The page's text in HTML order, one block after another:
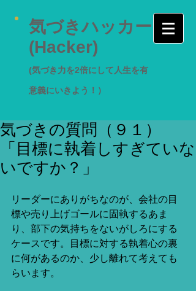
気づきハッカー
(Hacker)
(気づき力を2倍にして人生を有
意義にいきよう！）
気づきの質問（９１）
「目標に執着しすぎていな
いですか？」
リーダーにありがちなのが、会社の目
標や売り上げゴールに固執するあま
り、部下の気持ちをないがしろにする
ケースです。目標に対する執着心の裏
に何があるのか、少し離れて考えても
らいます。